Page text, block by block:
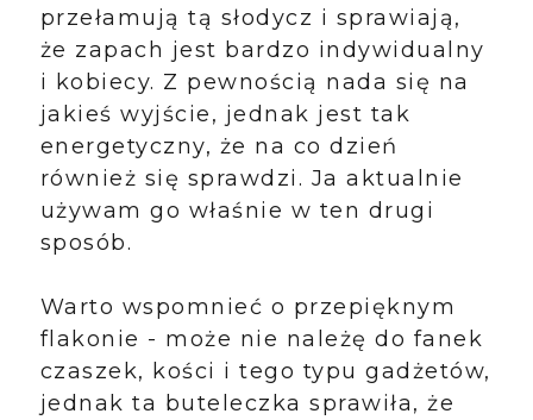
przełamują tą słodycz i sprawiają,
że zapach jest bardzo indywidualny
i kobiecy. Z pewnością nada się na
jakieś wyjście, jednak jest tak
energetyczny, że na co dzień
również się sprawdzi. Ja aktualnie
używam go właśnie w ten drugi
sposób.
Warto wspomnieć o przepięknym
flakonie - może nie należę do fanek
czaszek, kości i tego typu gadżetów,
jednak ta buteleczka sprawiła, że